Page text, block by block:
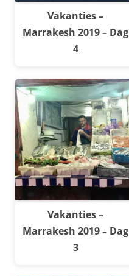
Vakanties –
Marrakesh 2019 – Dag
4
Vakanties –
Marrakesh 2019 – Dag
3